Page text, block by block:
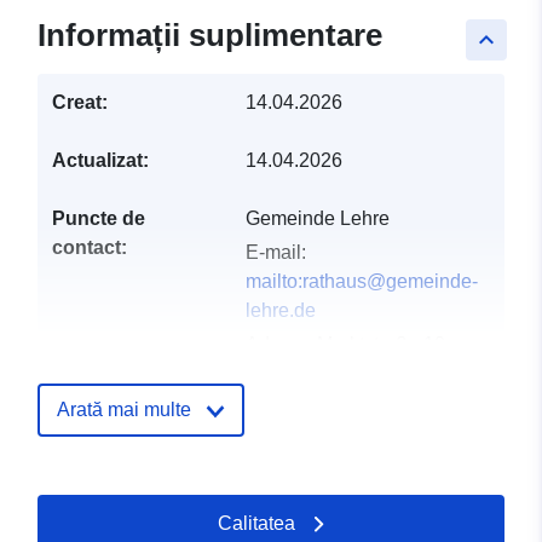
keyboard_arrow_up
Informații suplimentare
Creat: 14.04.2026
Actualizat: 14.04.2026
Puncte de
contact:
Gemeinde Lehre
E-mail:
mailto:rathaus@gemeinde-
lehre.de
Adăugat la data.europa.eu:
Arată mai multe
Calitatea